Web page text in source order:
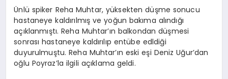
YAŞAM
Ünlü spiker Reha Muhtar, yüksekten düşme sonucu
hastaneye kaldırılmış ve yoğun bakıma alındığı
açıklanmıştı. Reha Muhtar’ın balkondan düşmesi
sonrası hastaneye kaldırılıp entübe edldiği
duyurulmuştu. Reha Muhtar’ın eski eşi Deniz Uğur’dan
oğlu Poyraz’la ilgili açıklama geldi.